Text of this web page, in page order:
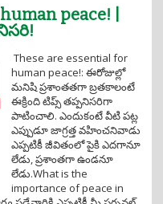
peace! |
These are essential for
human peace!: ఈరోజుల్లో
మనిషి ప్రశాంతతగా బ్రతకాలంటే
ఈక్రింది టిప్స్ తప్పనిసరిగా
పాటించాలి. ఎందుకంటే వీటి పట్ల
ఎప్పుడూ జాగ్రత్త వహించనివాడు
ఎప్పటికీ జీవితంలో పైకి ఎదగానూ
లేడు, ప్రశాంతగా ఉండనూ
లేడు.What is the
importance of peace in